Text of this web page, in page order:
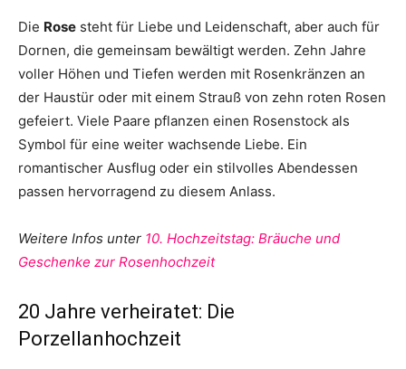
Die Rose steht für Liebe und Leidenschaft, aber auch für
Dornen, die gemeinsam bewältigt werden. Zehn Jahre
voller Höhen und Tiefen werden mit Rosenkränzen an
der Haustür oder mit einem Strauß von zehn roten Rosen
gefeiert. Viele Paare pflanzen einen Rosenstock als
Symbol für eine weiter wachsende Liebe. Ein
romantischer Ausflug oder ein stilvolles Abendessen
passen hervorragend zu diesem Anlass.
Weitere Infos unter 10. Hochzeitstag: Bräuche und
Geschenke zur Rosenhochzeit
20 Jahre verheiratet: Die
Porzellanhochzeit